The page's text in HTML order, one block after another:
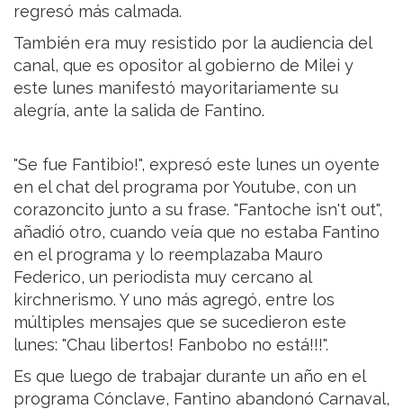
regresó más calmada.
También era muy resistido por la audiencia del
canal, que es opositor al gobierno de Milei y
este lunes manifestó mayoritariamente su
alegría, ante la salida de Fantino.
"Se fue Fantibio!", expresó este lunes un oyente
en el chat del programa por Youtube, con un
corazoncito junto a su frase. "Fantoche isn't out",
añadió otro, cuando veía que no estaba Fantino
en el programa y lo reemplazaba Mauro
Federico, un periodista muy cercano al
kirchnerismo. Y uno más agregó, entre los
múltiples mensajes que se sucedieron este
lunes: "Chau libertos! Fanbobo no está!!!".
Es que luego de trabajar durante un año en el
programa Cónclave, Fantino abandonó Carnaval,